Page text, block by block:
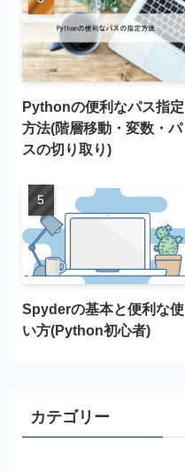
Pythonの便利なパス指定
方法(階層移動・変数・パ
スの切り取り)
Spyderの基本と便利な使
い方(Python初心者)
カテゴリー